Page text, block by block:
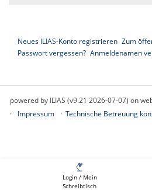
Login / Mein
Schreibtisch
Neues ILIAS-Konto registrieren Zum
Passwort vergessen? Anmeldenamen
powered by ILIAS (v9.21 2026-07-07) on
Impressum
Technische Betreuung